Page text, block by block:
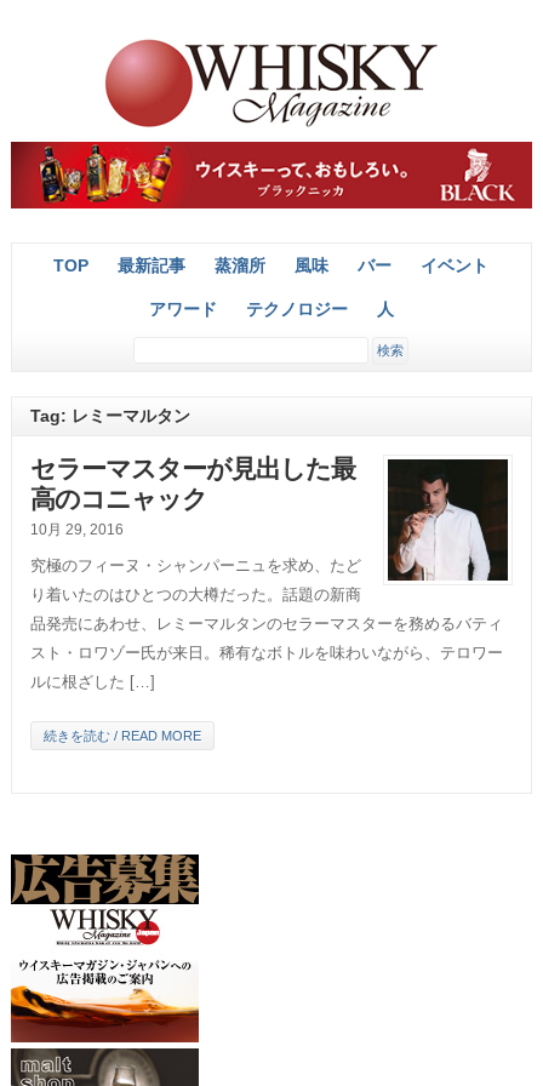
TOP 最新記事 蒸溜所 風味 バー イベント
アワード テクノロジー 人
Tag: レミーマルタン
セラーマスターが見出した最
高のコニャック
10月 29, 2016
究極のフィーヌ・シャンパーニュを求め、たど
り着いたのはひとつの大樽だった。話題の新商
品発売にあわせ、レミーマルタンのセラーマスターを務めるバティ
スト・ロワゾー氏が来日。稀有なボトルを味わいながら、テロワー
ルに根ざした […]
続きを読む / READ MORE